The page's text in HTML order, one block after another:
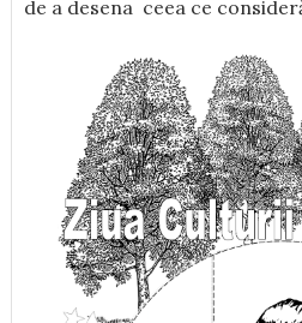
de a desena ceea ce